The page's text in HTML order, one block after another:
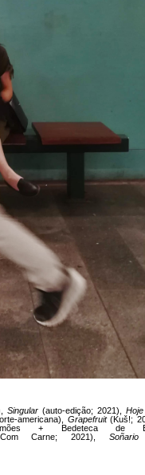
Singular (auto-edição; 2021),
americana), Grapefruit(Kuš!;
+ Bedeteca de
Carne; 2021),